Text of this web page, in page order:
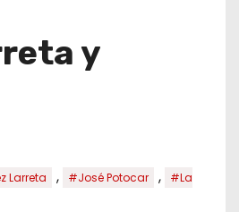
y
Larreta , #José Potocar ,
#La